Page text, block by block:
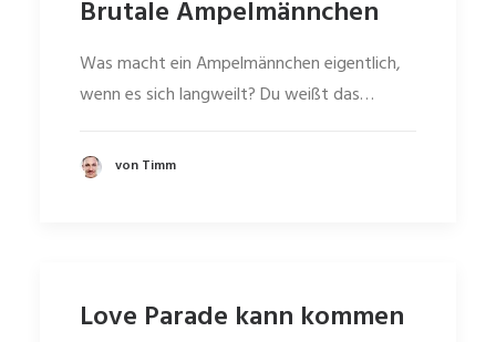
Brutale Ampelmännchen
Was macht ein Ampelmännchen eigentlich,
wenn es sich langweilt? Du weißt das…
von Timm
Love Parade kann kommen